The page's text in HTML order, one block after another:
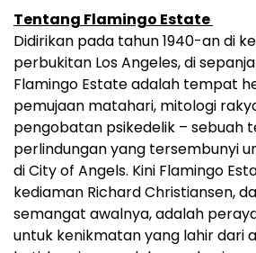
Tentang Flamingo Estate
Didirikan pada tahun 1940-an di
perbukitan Los Angeles, di
Flamingo Estate adalah tempat
pemujaan matahari, mitologi
pengobatan psikedelik – sebuah
perlindungan yang tersembunyi
di City of Angels. Kini Flamingo
kediaman Richard Christiansen,
semangat awalnya, adalah
untuk kenikmatan yang lahir dari